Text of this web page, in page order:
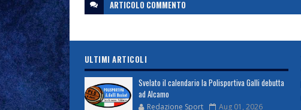
ARTICOLO COMMENTO
ULTIMI ARTICOLI
Svelato il calendario la Polisportiva Galli debutta
ad Alcamo
Redazione Sport Aug 01, 2026